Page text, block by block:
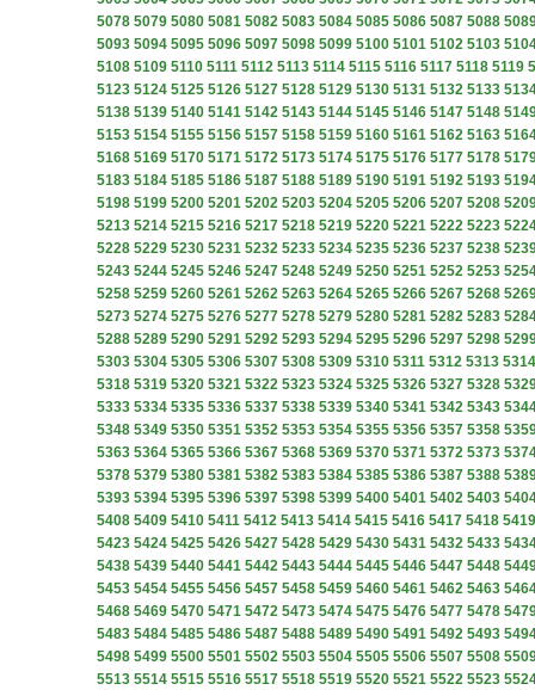
5078 5079 5080 5081 5082 5083 5084 5085 5086 5087 5088
5093 5094 5095 5096 5097 5098 5099 5100 5101 5102 5103
5108 5109 5110 5111 5112 5113 5114 5115 5116 5117 5118 5119
5123 5124 5125 5126 5127 5128 5129 5130 5131 5132 5133
5138 5139 5140 5141 5142 5143 5144 5145 5146 5147 5148
5153 5154 5155 5156 5157 5158 5159 5160 5161 5162 5163
5168 5169 5170 5171 5172 5173 5174 5175 5176 5177 5178
5183 5184 5185 5186 5187 5188 5189 5190 5191 5192 5193
5198 5199 5200 5201 5202 5203 5204 5205 5206 5207 5208
5213 5214 5215 5216 5217 5218 5219 5220 5221 5222 5223
5228 5229 5230 5231 5232 5233 5234 5235 5236 5237 5238
5243 5244 5245 5246 5247 5248 5249 5250 5251 5252 5253
5258 5259 5260 5261 5262 5263 5264 5265 5266 5267 5268
5273 5274 5275 5276 5277 5278 5279 5280 5281 5282 5283
5288 5289 5290 5291 5292 5293 5294 5295 5296 5297 5298
5303 5304 5305 5306 5307 5308 5309 5310 5311 5312 5313 5314
5318 5319 5320 5321 5322 5323 5324 5325 5326 5327 5328
5333 5334 5335 5336 5337 5338 5339 5340 5341 5342 5343
5348 5349 5350 5351 5352 5353 5354 5355 5356 5357 5358
5363 5364 5365 5366 5367 5368 5369 5370 5371 5372 5373
5378 5379 5380 5381 5382 5383 5384 5385 5386 5387 5388
5393 5394 5395 5396 5397 5398 5399 5400 5401 5402 5403
5408 5409 5410 5411 5412 5413 5414 5415 5416 5417 5418 5419
5423 5424 5425 5426 5427 5428 5429 5430 5431 5432 5433
5438 5439 5440 5441 5442 5443 5444 5445 5446 5447 5448
5453 5454 5455 5456 5457 5458 5459 5460 5461 5462 5463
5468 5469 5470 5471 5472 5473 5474 5475 5476 5477 5478
5483 5484 5485 5486 5487 5488 5489 5490 5491 5492 5493
5498 5499 5500 5501 5502 5503 5504 5505 5506 5507 5508
5513 5514 5515 5516 5517 5518 5519 5520 5521 5522 5523